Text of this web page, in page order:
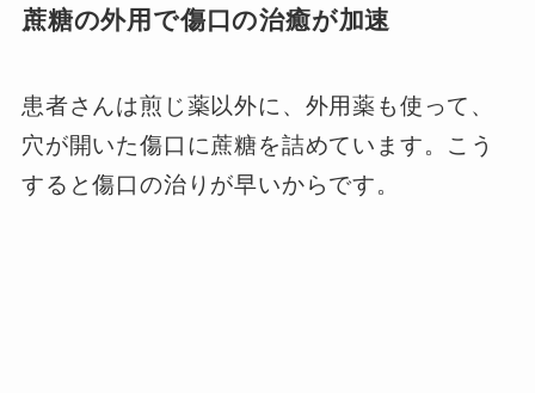
蔗糖の外用で傷口の治癒が加速
患者さんは煎じ薬以外に、外用薬も使って、
穴が開いた傷口に蔗糖を詰めています。こう
すると傷口の治りが早いからです。